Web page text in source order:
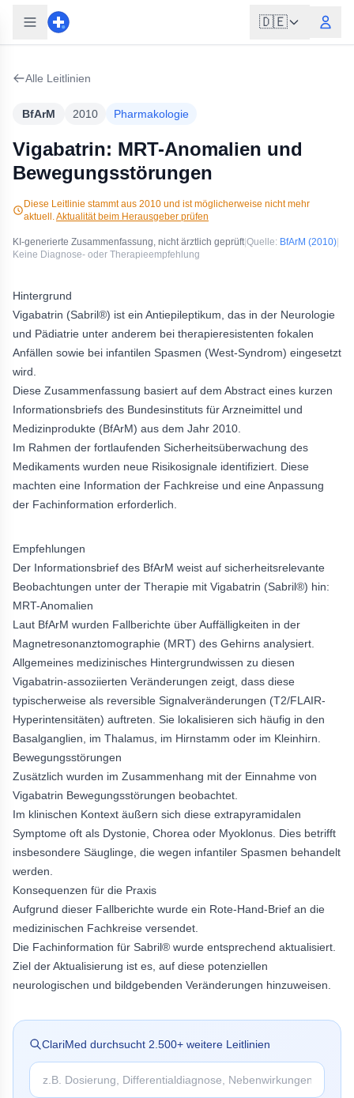
🇩🇪
Alle Leitlinien
BfArM 2010 Pharmakologie
Vigabatrin: MRT-Anomalien und
Bewegungsstörungen
Diese Leitlinie stammt aus 2010 und ist möglicherweise nicht mehr
aktuell.Aktualität beim Herausgeber prüfen
KI-generierte Zusammenfassung, nicht ärztlich geprüft|Quelle: BfArM (2010)
Keine Diagnose- oder Therapieempfehlung
Hintergrund
Vigabatrin (Sabril®) ist ein Antiepileptikum, das in der Neurologie
und Pädiatrie unter anderem bei therapieresistenten fokalen
Anfällen sowie bei infantilen Spasmen (West-Syndrom) eingesetzt
wird.
Diese Zusammenfassung basiert auf dem Abstract eines kurzen
Informationsbriefs des Bundesinstituts für Arzneimittel und
Medizinprodukte (BfArM) aus dem Jahr 2010.
Im Rahmen der fortlaufenden Sicherheitsüberwachung des
Medikaments wurden neue Risikosignale identifiziert. Diese
machten eine Information der Fachkreise und eine Anpassung
der Fachinformation erforderlich.
Empfehlungen
Der Informationsbrief des BfArM weist auf sicherheitsrelevante
Beobachtungen unter der Therapie mit Vigabatrin (Sabril®) hin:
MRT-Anomalien
Laut BfArM wurden Fallberichte über Auffälligkeiten in der
Magnetresonanztomographie (MRT) des Gehirns analysiert.
Allgemeines medizinisches Hintergrundwissen zu diesen
Vigabatrin-assoziierten Veränderungen zeigt, dass diese
typischerweise als reversible Signalveränderungen (T2/FLAIR-
Hyperintensitäten) auftreten. Sie lokalisieren sich häufig in den
Basalganglien, im Thalamus, im Hirnstamm oder im Kleinhirn.
Bewegungsstörungen
Zusätzlich wurden im Zusammenhang mit der Einnahme von
Vigabatrin Bewegungsstörungen beobachtet.
Im klinischen Kontext äußern sich diese extrapyramidalen
Symptome oft als Dystonie, Chorea oder Myoklonus. Dies betrifft
insbesondere Säuglinge, die wegen infantiler Spasmen behandelt
werden.
Konsequenzen für die Praxis
Aufgrund dieser Fallberichte wurde ein Rote-Hand-Brief an die
medizinischen Fachkreise versendet.
Die Fachinformation für Sabril® wurde entsprechend aktualisiert.
Ziel der Aktualisierung ist es, auf diese potenziellen
neurologischen und bildgebenden Veränderungen hinzuweisen.
ClariMed durchsucht 2.500+ weitere Leitlinien